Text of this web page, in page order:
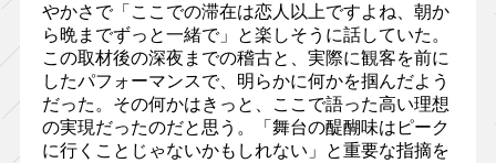
やかさで「ここでの滞在は恋人以上ですよね、朝か
ら晩までずっと一緒で」と楽しそうに話していた。
この取材後の深夜までの稽古と、実際に観客を前に
したパフォーマンスで、明らかに何かを掴んだよう
だった。その何かはきっと、ここで語った高い理想
の実現だったのだと思う。「舞台の醍醐味はピーク
に行くことじゃないかもしれない」と重要な指摘を